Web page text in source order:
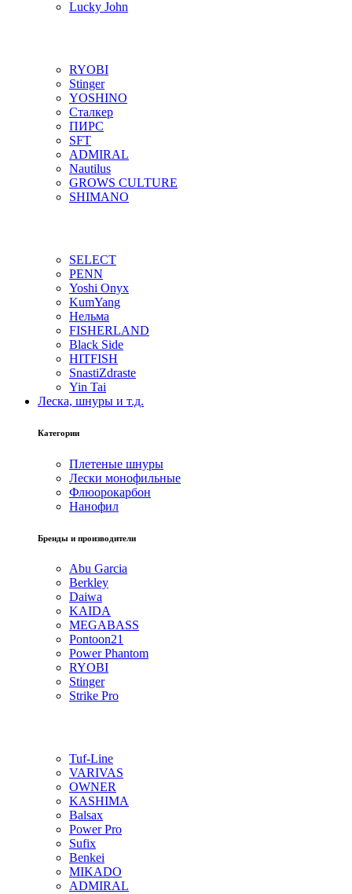
Lucky John
RYOBI
Stinger
YOSHINO
Сталкер
ПИРС
SFT
ADMIRAL
Nautilus
GROWS CULTURE
SHIMANO
SELECT
PENN
Yoshi Onyx
KumYang
Нельма
FISHERLAND
Black Side
HITFISH
SnastiZdraste
Yin Tai
Леска, шнуры и т.д.
Категории
Плетеные шнуры
Лески монофильные
Флюорокарбон
Нанофил
Бренды и производители
Abu Garcia
Berkley
Daiwa
KAIDA
MEGABASS
Pontoon21
Power Phantom
RYOBI
Stinger
Strike Pro
Tuf-Line
VARIVAS
OWNER
KASHIMA
Balsax
Power Pro
Sufix
Benkei
MIKADO
ADMIRAL